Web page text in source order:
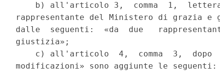
b) all'articolo 3,  comma  1,
rappresentante del Ministero di grazia
dalle  seguenti:  «da  due
giustizia»;
c) all'articolo  4,  comma  3,  dopo
modificazioni» sono aggiunte le